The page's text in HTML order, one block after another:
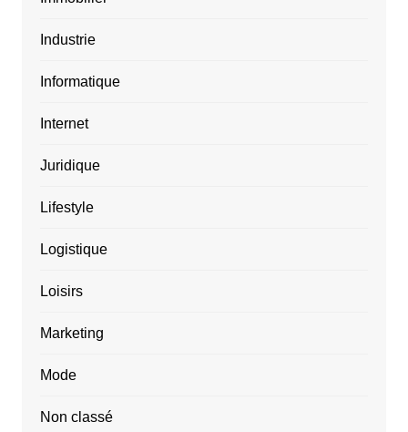
Industrie
Informatique
Internet
Juridique
Lifestyle
Logistique
Loisirs
Marketing
Mode
Non classé